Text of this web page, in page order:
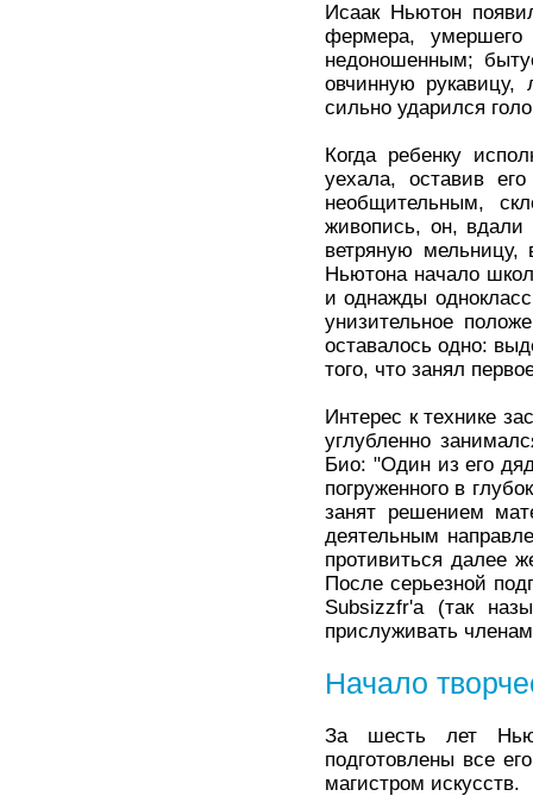
Исаак Ньютон
фермера,
недоношенным;
овчинную
сильно ударился
Когда ребенку
уехала, оставив
необщительным,
живопись, он, вдали
ветряную
Ньютона начало
и однажды
унизительное
оставалось одно:
того, что занял
Интерес к технике
углубленно
Био: "Один из его
погруженного в
занят решением
деятельным
противиться далее
После серьезной
Subsizzfr'a (так
прислуживать
Начало
За шесть лет
подготовлены все
магистром искусств.